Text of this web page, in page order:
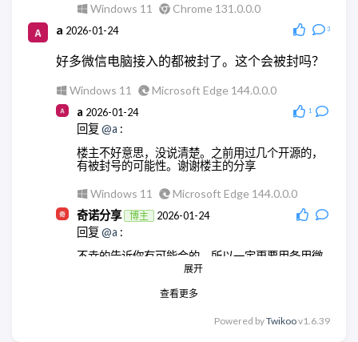
Windows 11 Chrome 131.0.0.0
a 2026-01-24 3
好多微信电脑接入的都被封了。这个会被封吗？
Windows 11
Microsoft Edge 144.0.0.0
a 2026-01-24 1
回复 @a :
楼主不好意思，没说清楚。之前用过几个开源的，
有被封号的可能性。谢谢楼主的分享
Windows 11
Microsoft Edge 144.0.0.0
奇诺分享
博主 2026-01-24
回复 @a :
不幸的告诉你有可能会的，所以一定更要用备用微
Chrome 131.0.0.0
展开
查看更多
Powered byTwikoov1.6.39